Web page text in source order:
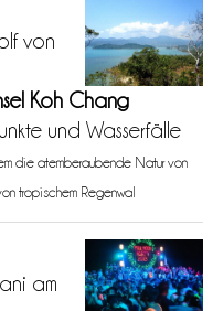
von
Koh Chang
und Wasserfälle
die atemberaubende Natur von
tropischem Regenwal
am